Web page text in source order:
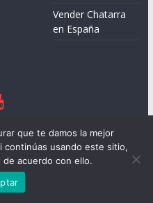
Vender Chatarra
en España
Funciona conWordPress
que te damos la mejor
continúas usando este sitio,
acuerdo con ello.